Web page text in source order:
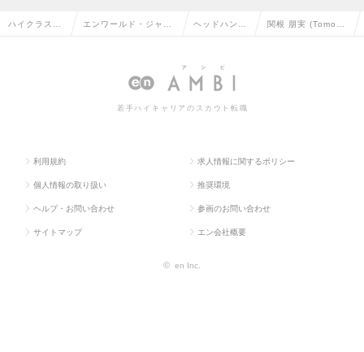
ハイクラス求 エンワールド・ジャパ ヘッドハンタ 関根 朋実 (Tomom
若手ハイキャリアのスカウト転職
利用規約 求人情報に関するポリシー
個人情報の取り扱い 推奨環境
ヘルプ・お問い合わせ 参画のお問い合わせ
サイトマップ エン会社概要
© en Inc.